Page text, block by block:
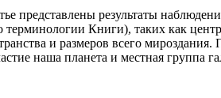
представлены результаты
Книги), таких как
и размеров всего мироздания.
наша планета и местная группа